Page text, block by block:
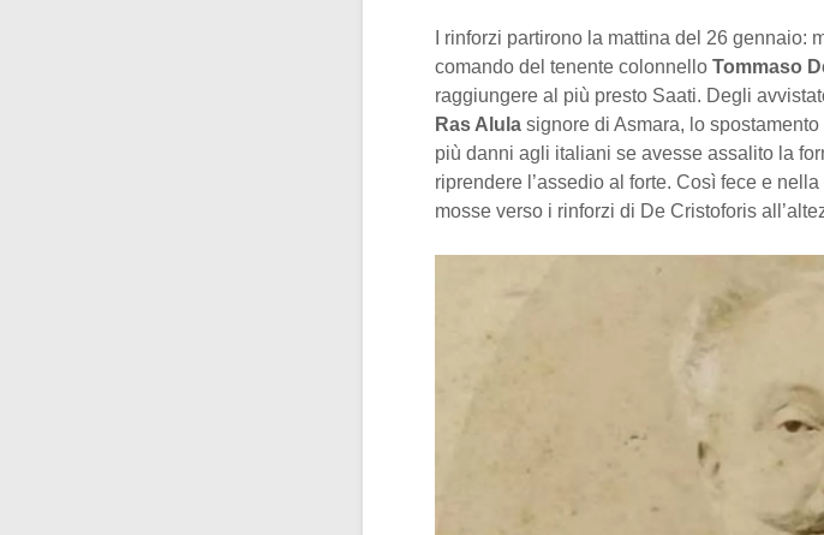
I rinforzi partirono la mattina del 26 gennaio:
comando del tenente colonnello Tommaso
raggiungere al più presto Saati. Degli
Ras Alula signore di Asmara, lo
più danni agli italiani se avesse assalito la
riprendere l’assedio al forte. Così fece e
mosse verso i rinforzi di De Cristoforis